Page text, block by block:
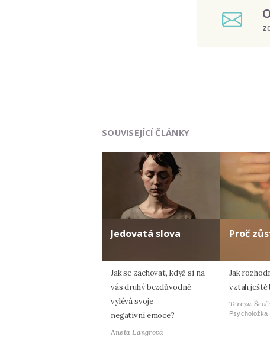
SOUVISEJÍCÍ ČLÁNKY
Jedovatá slova
Jak se zachovat, když si na
vás druhý bezdůvodně
vylévá svoje
negativní emoce?
Aneta Langrová
Proč
Jak
vztah ještě
Tereza
Psycholožka